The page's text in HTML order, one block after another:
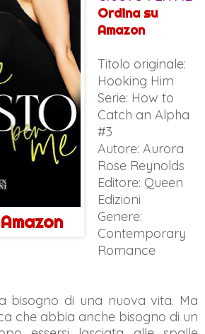
Ordina su
Amazon
Titolo originale:
Hooking Him
Serie: How to
Catch an Alpha
#3
Autore: Aurora
Rose Reynolds
Editore: Queen
Edizioni
Genere:
Contemporary
Romance
bisogno di una nuova vita. Ma
che abbia anche bisogno di un